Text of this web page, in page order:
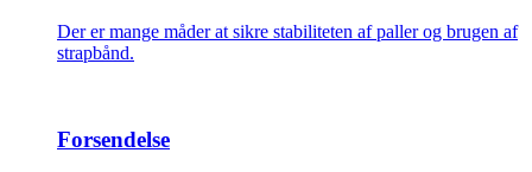
Der er mange måder at sikre stabiliteten af paller og brugen af
strapbånd.
Forsendelse